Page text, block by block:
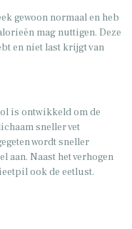
gewoon normaal en heb
mag nuttigen. Deze
en niet last krijgt van
is ontwikkeld om de
sneller vet
wordt sneller
aan. Naast het verhogen
ook de eetlust.